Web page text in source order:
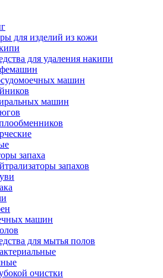
для изделий из кожи
для удаления накипи
машин
машин
запаха
запахов
машин
для мытья полов
очистки